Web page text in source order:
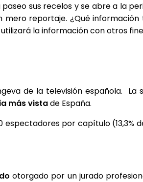
sus recelos y se abre a la
mero reportaje. ¿Qué información
la información con otros
de la televisión española. La
más vistade España.
espectadores por capítulo (13,3%
otorgado por un jurado